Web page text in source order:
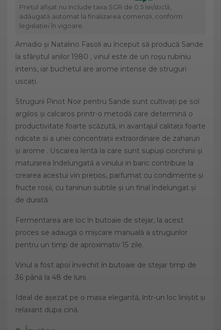
Prețul afișat nu include taxa SGR de 0.5 lei/sticlă,
adăugată automat la finalizarea comenzii, conform
legislației în vigoare.
Amadio și Natalino Fasoli au început să producă Sande
la sfârșitul anilor 1980 , vinul este de un roșu rubiniu
intens, iar buchetul are arome intense de struguri
uscați.
Strugurii Pinot Noir pentru Sande sunt cultivați pe sol
argilos și calcaros printr-o metodă care determină o
productivitate foarte scăzută, in avantajul calitații foarte
ridicate si a unei concentrații extraordinare de zaharuri
și arome . Uscarea lentă la care sunt supuși ciorchinii și
maturarea îndelungată a vinului in baric contribuie la
crearea acestui vin prețios, parfumat cu condimente și
fructe rosii, cu taninuri subtile și un final îndelungat și
de durată.
Fermentarea are loc în butoaie de stejar, la acest
proces se adaugă o mișcare manuală a strugurilor
pentru un timp de aproximativ 15 zile.
Vinul a fost apoi învechit în butoaie de stejar timp de
36 până la 48 de luni.
Ideal de așezat pe o masa elegantă, într-un loc liniștit și
relaxant dupa cină.